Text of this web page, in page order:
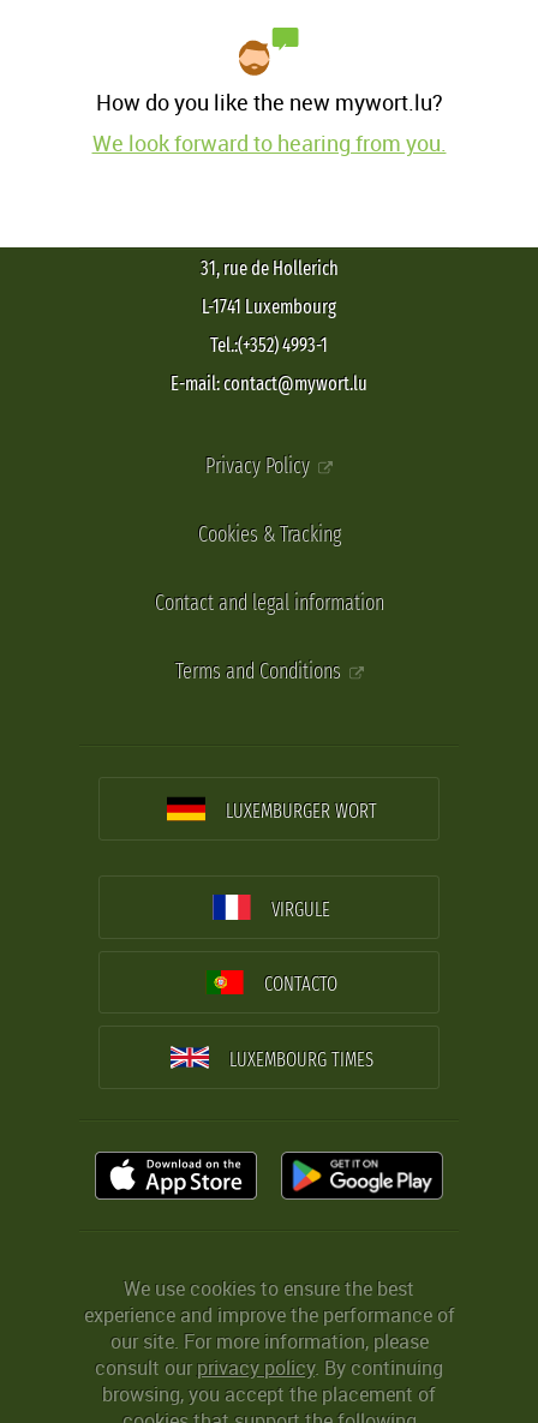
How do you like the new mywort.lu?
We look forward to hearing from you.
31, rue de Hollerich
L-1741 Luxembourg
Tel.:(+352) 4993-1
E-mail: contact@mywort.lu
Privacy Policy
Cookies & Tracking
Contact and legal information
Terms and Conditions
LUXEMBURGER WORT
VIRGULE
CONTACTO
LUXEMBOURG TIMES
We use cookies to ensure the best
experience and improve the performance of
our site. For more information, please
consult ourprivacy policy. By continuing
browsing, you accept the placement of